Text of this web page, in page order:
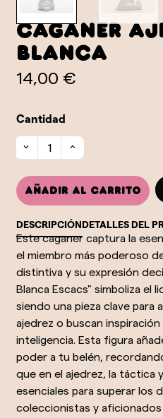
Caganer
Blanca
14,00 €
Cantidad
Añadir al carrito
DESCRIPCIÓNDETALLES DEL
Este caganer captura la
el miembro más poderoso
distintiva y su expresión
Blanca Escacs" simboliza el
siendo una pieza clave para
ajedrez o buscan inspiración
inteligencia. Esta figura
poder a tu belén,
que en el ajedrez, la táctica
esenciales para superar los
coleccionistas y